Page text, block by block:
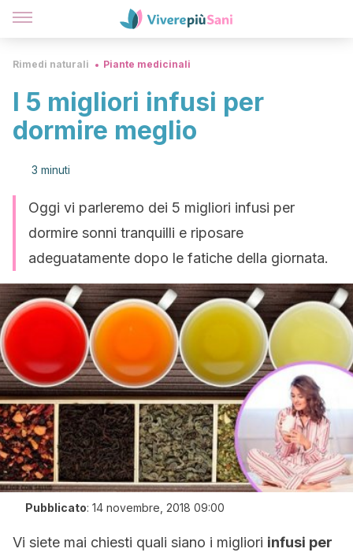
Rimedi naturali Piante medicinali
I 5 migliori infusi per
dormire meglio
3 minuti
Oggi vi parleremo dei 5 migliori infusi per
dormire sonni tranquilli e riposare
adeguatamente dopo le fatiche della giornata.
Pubblicato: 14 novembre, 2018 09:00
Vi siete mai chiesti quali siano i migliori infusi per